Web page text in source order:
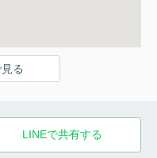
る
LINEで共有する